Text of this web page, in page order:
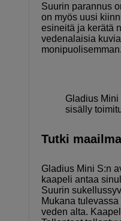
Suurin parannus
on myös uusi
esineitä ja kerätä
vedenalaisia
monipuolisemman.
Gladius
sisälly
Tutki
Gladius Mini S:n
kaapeli antaa
Suurin
Mukana
veden alta.